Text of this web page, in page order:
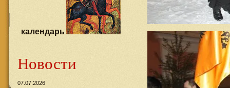
календарь
Новости
07.07.2026